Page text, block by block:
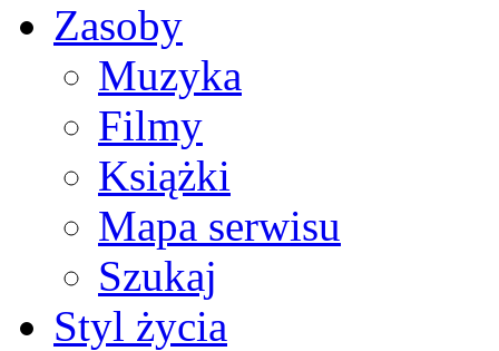
Zasoby
Muzyka
Filmy
Książki
Mapa serwisu
Szukaj
Styl życia